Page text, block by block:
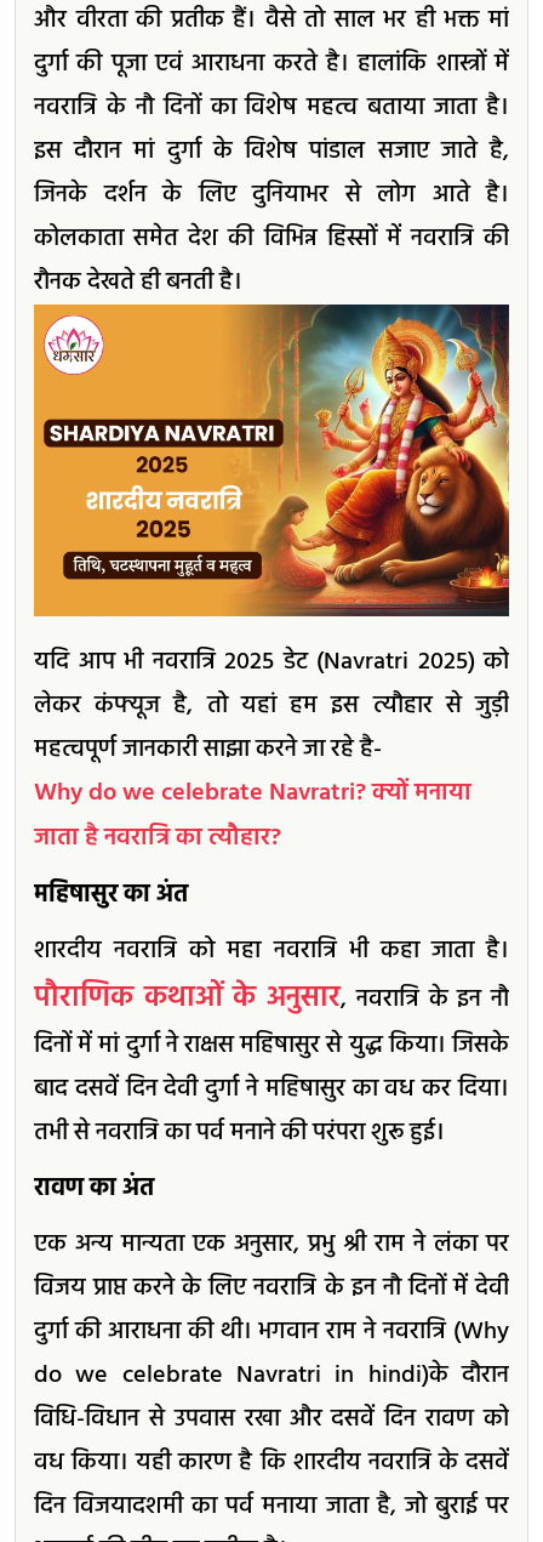
और वीरता की प्रतीक हैं। वैसे तो साल भर ही भक्त मां
दुर्गा की पूजा एवं आराधना करते है। हालांकि शास्त्रों में
नवरात्रि के नौ दिनों का विशेष महत्व बताया जाता है।
इस दौरान मां दुर्गा के विशेष पांडाल सजाए जाते है,
जिनके दर्शन के लिए दुनियाभर से लोग आते है।
कोलकाता समेत देश की विभिन्न हिस्सों में नवरात्रि की
रौनक देखते ही बनती है।
यदि आप भी नवरात्रि 2025 डेट (Navratri 2025) को
लेकर कंफ्यूज है, तो यहां हम इस त्यौहार से जुड़ी
महत्वपूर्ण जानकारी साझा करने जा रहे है-
Why do we celebrate Navratri? क्यों मनाया
जाता है नवरात्रि का त्यौहार?
महिषासुर का अंत
शारदीय नवरात्रि को महा नवरात्रि भी कहा जाता है।
पौराणिक कथाओं के अनुसार, नवरात्रि के इन नौ
दिनों में मां दुर्गा ने राक्षस महिषासुर से युद्ध किया। जिसके
बाद दसवें दिन देवी दुर्गा ने महिषासुर का वध कर दिया।
तभी से नवरात्रि का पर्व मनाने की परंपरा शुरू हुई।
रावण का अंत
एक अन्य मान्यता एक अनुसार, प्रभु श्री राम ने लंका पर
विजय प्राप्त करने के लिए नवरात्रि के इन नौ दिनों में देवी
दुर्गा की आराधना की थी। भगवान राम ने नवरात्रि (Why
do we celebrate Navratri in hindi)के दौरान
विधि-विधान से उपवास रखा और दसवें दिन रावण को
वध किया। यही कारण है कि शारदीय नवरात्रि के दसवें
दिन विजयादशमी का पर्व मनाया जाता है, जो बुराई पर